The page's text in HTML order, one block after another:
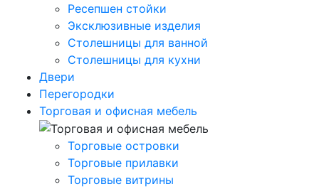
Ресепшен стойки
Эксклюзивные изделия
Столешницы для ванной
Столешницы для кухни
Двери
Перегородки
Торговая и офисная мебель
Торговые островки
Торговые прилавки
Торговые витрины